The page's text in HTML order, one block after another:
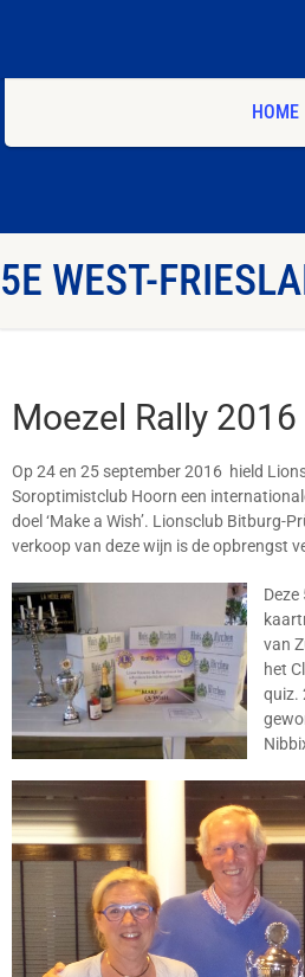
HOME
5E WEST-
Moezel Rally 2016
Op 24 en 25 september 2016 hield
Soroptimistclub Hoorn een
doel ‘Make a Wish’. Lionsclub Bitburg-
verkoop van deze wijn is de opbrengst
van
het
quiz.